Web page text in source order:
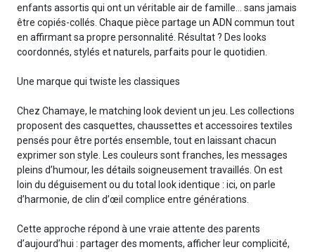
enfants assortis qui ont un véritable air de famille… sans jamais
être copiés-collés. Chaque pièce partage un ADN commun tout
en affirmant sa propre personnalité. Résultat ? Des looks
coordonnés, stylés et naturels, parfaits pour le quotidien.
Une marque qui twiste les classiques
Chez Chamaye, le matching look devient un jeu. Les collections
proposent des casquettes, chaussettes et accessoires textiles
pensés pour être portés ensemble, tout en laissant chacun
exprimer son style. Les couleurs sont franches, les messages
pleins d’humour, les détails soigneusement travaillés. On est
loin du déguisement ou du total look identique : ici, on parle
d’harmonie, de clin d’œil complice entre générations.
Cette approche répond à une vraie attente des parents
d’aujourd’hui : partager des moments, afficher leur complicité,